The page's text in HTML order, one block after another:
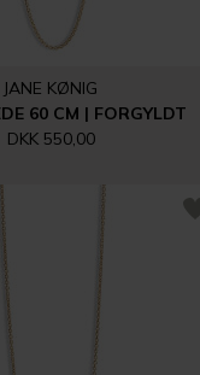
JANE KØNIG
60 CM | FORGYLDT
DKK 550,00